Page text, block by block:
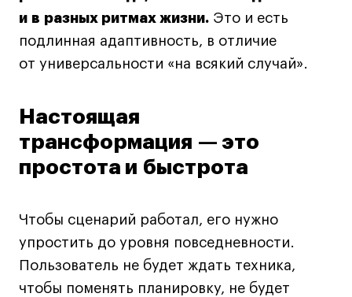
События
События
Истории успеха
Истории успеха
Адрес на карте
Адрес на карте
Universal University
Universal University
и в разных ритмах жизни. Это и есть
подлинная адаптивность, в отличие
от универсальности «на всякий случай».
Настоящая
трансформация — это
простота и быстрота
Чтобы сценарий работал, его нужно
упростить до уровня повседневности.
Пользователь не будет ждать техника,
чтобы поменять планировку, не будет